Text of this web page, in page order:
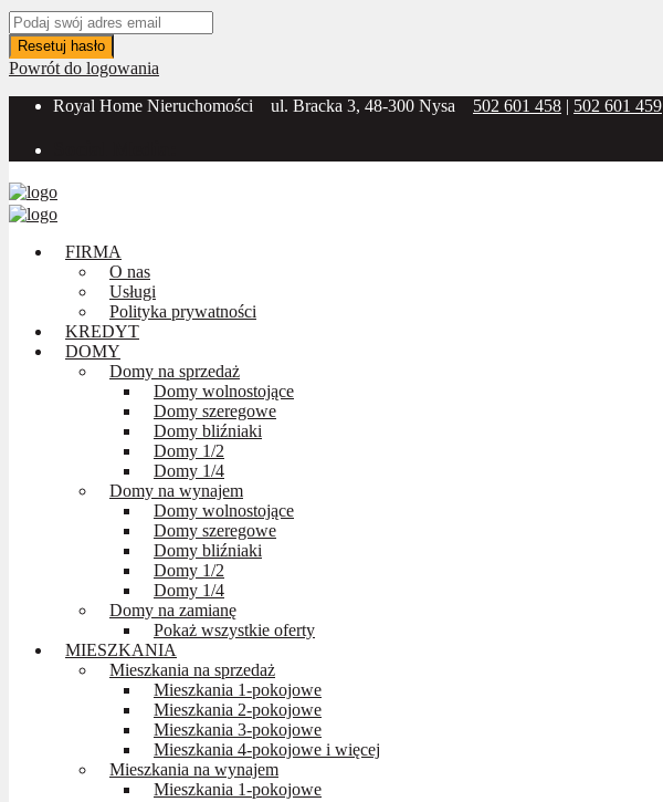
Resetuj hasło
Powrót do logowania
Royal Home Nieruchomości
ul. Bracka 3, 48-300 Nysa 502 601 458 | 502 601 459
FIRMA
O nas
Usługi
Polityka prywatności
KREDYT
DOMY
Domy na sprzedaż
Domy wolnostojące
Domy szeregowe
Domy bliźniaki
Domy 1/2
Domy 1/4
Domy na wynajem
Domy wolnostojące
Domy szeregowe
Domy bliźniaki
Domy 1/2
Domy 1/4
Domy na zamianę
Pokaż wszystkie oferty
MIESZKANIA
Mieszkania na sprzedaż
Mieszkania 1-pokojowe
Mieszkania 2-pokojowe
Mieszkania 3-pokojowe
Mieszkania 4-pokojowe i więcej
Mieszkania na wynajem
Mieszkania 1-pokojowe